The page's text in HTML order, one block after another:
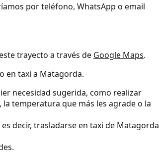
por teléfono, WhatsApp o email
trayecto a través de Google Maps.
en taxi a Matagorda.
necesidad sugerida, como realizar
temperatura que más les agrade o la
decir, trasladarse en taxi de Matagorda